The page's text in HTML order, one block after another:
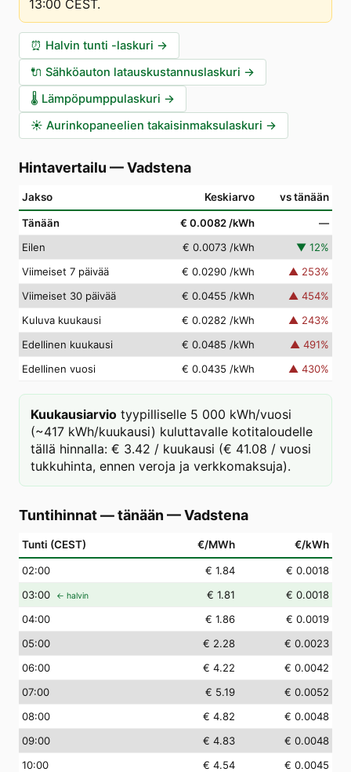
13:00 CEST.
⏰ Halvin tunti -laskuri →
🔌 Sähköauton latauskustannuslaskuri →
🌡️ Lämpöpumppulaskuri →
☀️ Aurinkopaneelien takaisinmaksulaskuri →
Hintavertailu —Vadstena
Jakso Keskiarvo vs tänään
Tänään € 0.0082 /kWh
—
Eilen
€ 0.0073 /kWh ▼ 12%
Viimeiset 7 päivää
€ 0.0290 /kWh ▲ 253%
Viimeiset 30 päivää
€ 0.0455 /kWh ▲ 454%
Kuluva kuukausi
€ 0.0282 /kWh ▲ 243%
Edellinen kuukausi
€ 0.0485 /kWh ▲ 491%
Edellinen vuosi
€ 0.0435 /kWh ▲ 430%
Kuukausiarvio tyypilliselle 5 000 kWh/vuosi
(~417 kWh/kuukausi) kuluttavalle kotitaloudelle
tällä hinnalla: € 3.42 / kuukausi (€ 41.08 / vuosi
tukkuhinta, ennen veroja ja verkkomaksuja).
Tuntihinnat — tänään —Vadstena
Tunti (CEST) €/MWh €/kWh
02:00 € 1.84
€ 0.0018
03:00 ← halvin € 1.81
€ 0.0018
04:00 € 1.86
€ 0.0019
05:00 € 2.28
€ 0.0023
06:00 € 4.22
€ 0.0042
07:00 € 5.19
€ 0.0052
08:00 € 4.82
€ 0.0048
09:00 € 4.83
€ 0.0048
10:00 € 4.54
€ 0.0045